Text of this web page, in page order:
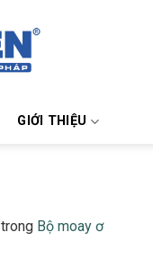
GIỚI THIỆU
trong Bộ moay ơ